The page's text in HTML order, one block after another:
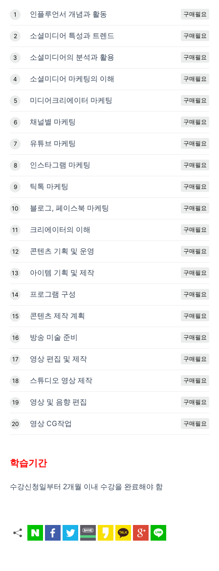
1 인플루언서 개념과 활동 구매필요
2 소셜미디어 특성과 트렌드 구매필요
3 소셜미디어의 분석과 활용 구매필요
4 소셜미디어 마케팅의 이해 구매필요
5 미디어크리에이터 마케팅 구매필요
6 채널별 마케팅 구매필요
7 유튜브 마케팅 구매필요
8 인스타그램 마케팅 구매필요
9 틱톡 마케팅 구매필요
10 블로그, 페이스북 마케팅 구매필요
11 크리에이터의 이해 구매필요
12 콘텐츠 기획 및 운영 구매필요
13 아이템 기획 및 제작 구매필요
14 프로그램 구성 구매필요
15 콘텐츠 제작 계획 구매필요
16 방송 미술 준비 구매필요
17 영상 편집 및 제작 구매필요
18 스튜디오 영상 제작 구매필요
19 영상 및 음향 편집 구매필요
20 영상 CG작업 구매필요
학습기간
수강신청일부터 2개월 이내 수강을 완료해야 함